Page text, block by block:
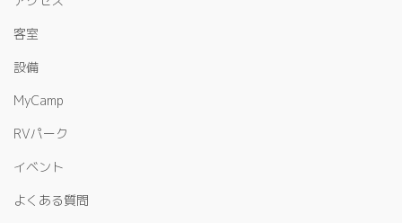
客室
設備
MyCamp
RVパーク
イベント
よくある質問